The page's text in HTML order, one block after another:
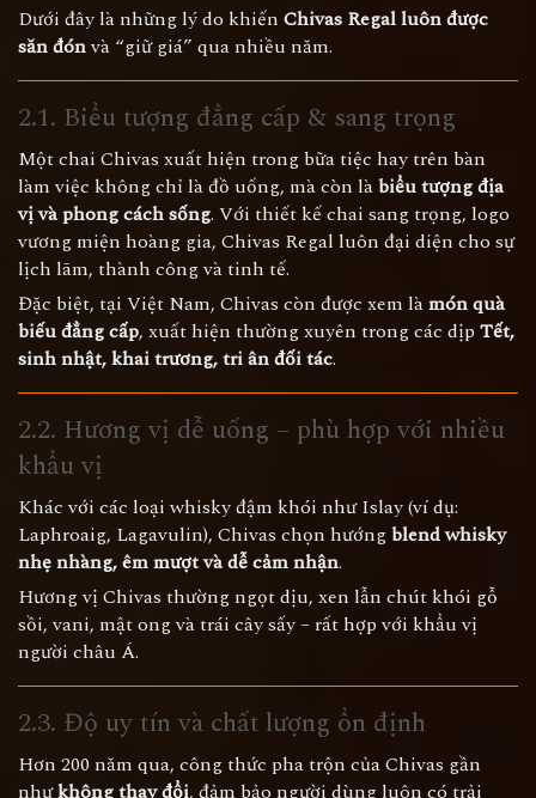
Dưới đây là những lý do khiến Chivas Regal luôn được
săn đónvà “giữ giá” qua nhiều năm.
2.1. Biểu tượng đẳng cấp & sang trọng
Một chai Chivas xuất hiện trong bữa tiệc hay trên bàn
làm việc không chỉ là đồ uống, mà còn làbiểu tượng địa
vị và phong cách sống. Với thiết kế chai sang trọng, logo
vương miện hoàng gia, Chivas Regal luôn đại diện cho sự
lịch lãm, thành công và tinh tế.
Đặc biệt, tại Việt Nam, Chivas còn được xem làmón quà
biếu đẳng cấp, xuất hiện thường xuyên trong các dịp Tết,
sinh nhật, khai trương, tri ân đối tác.
2.2. Hương vị dễ uống – phù hợp với nhiều
khẩu vị
Khác với các loại whisky đậm khói như Islay (ví dụ:
Laphroaig, Lagavulin), Chivas chọn hướngblend whisky
nhẹ nhàng, êm mượt và dễ cảm nhận.
Hương vị Chivas thường ngọt dịu, xen lẫn chút khói gỗ
sồi, vani, mật ong và trái cây sấy – rất hợp với khẩu vị
người châu Á.
2.3. Độ uy tín và chất lượng ổn định
Hơn 200 năm qua, công thức pha trộn của Chivas gần
nhưkhông thay đổi, đảm bảo người dùng luôn có trải